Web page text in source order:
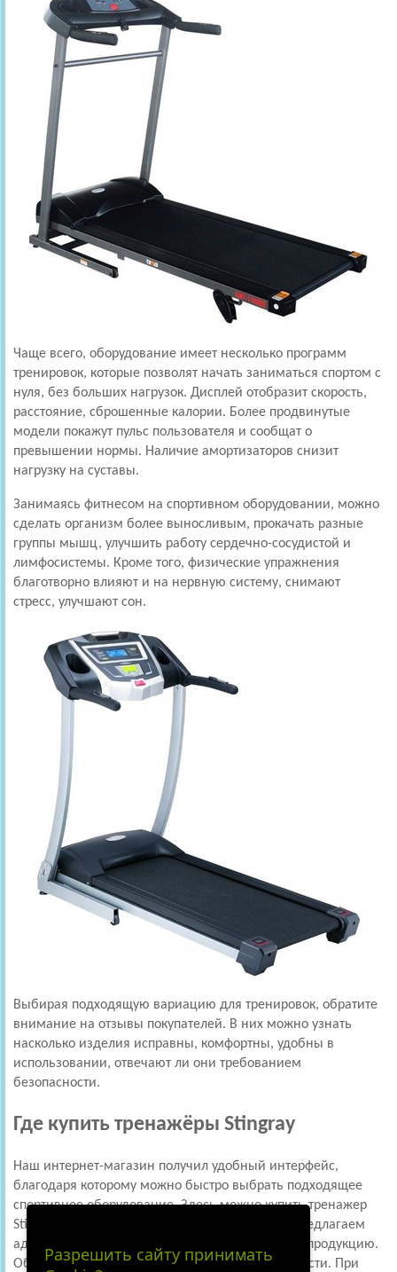
Чаще всего, оборудование имеет несколько программ
тренировок, которые позволят начать заниматься спортом с
нуля, без больших нагрузок. Дисплей отобразит скорость,
расстояние, сброшенные калории. Более продвинутые
модели покажут пульс пользователя и сообщат о
превышении нормы. Наличие амортизаторов снизит
нагрузку на суставы.
Занимаясь фитнесом на спортивном оборудовании, можно
сделать организм более выносливым, прокачать разные
группы мышц, улучшить работу сердечно-сосудистой и
лимфосистемы. Кроме того, физические упражнения
благотворно влияют и на нервную систему, снимают
стресс, улучшают сон.
Выбирая подходящую вариацию для тренировок, обратите
внимание на отзывы покупателей. В них можно узнать
насколько изделия исправны, комфортны, удобны в
использовании, отвечают ли они требованием
безопасности.
Где купить тренажёры Stingray
Наш интернет-магазин получил удобный интерфейс,
благодаря которому можно быстро выбрать подходящее
спортивное оборудование. Здесь можно купить тренажер
Stingray для дома и для фитнес-центров. Мы предлагаем
адекватную стоимость на высококачественную продукцию.
Обеспечим быструю доставку по Москве и области. При
Разрешить сайту принимать